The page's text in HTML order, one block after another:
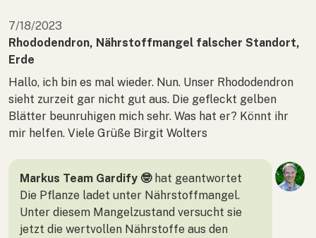
7/18/2023
Rhododendron, Nährstoffmangel falscher Standort,
Erde
Hallo, ich bin es mal wieder. Nun. Unser Rhododendron
sieht zurzeit gar nicht gut aus. Die gefleckt gelben
Blätter beunruhigen mich sehr. Was hat er? Könnt ihr
mir helfen. Viele Grüße Birgit Wolters
Markus Team Gardify 🤓hat geantwortet
Die Pflanze ladet unter Nährstoffmangel.
Unter diesem Mangelzustand versucht sie
jetzt die wertvollen Nährstoffe aus den